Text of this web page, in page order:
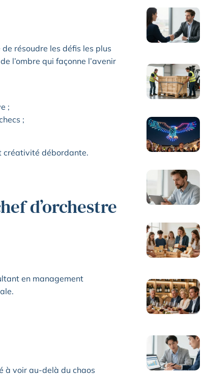
résoudre les défis les plus
l’ombre qui façonne l’avenir
;
;
créativité débordante.
d’orchestre
en management
à voir au-delà du chaos